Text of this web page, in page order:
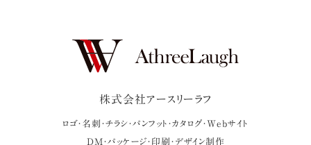
株式会社アースリーラフ
ロゴ・名刺・チラシ・パンフット・カタログ・Webサイト
DM・パッケージ・印刷・デザイン制作